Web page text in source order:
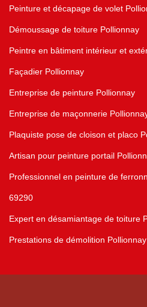
Peinture et décapage de volet
Démoussage de toiture Pollionnay
Peintre en bâtiment intérieur et
Façadier Pollionnay
Entreprise de peinture Pollionnay
Entreprise de maçonnerie
Plaquiste pose de cloison et placo
Artisan pour peinture portail
Professionnel en peinture de
69290
Expert en désamiantage de toiture
Prestations de démolition